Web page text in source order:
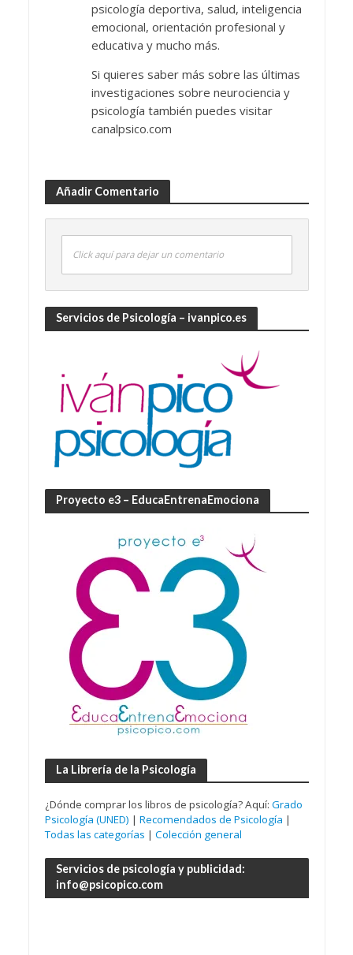
psicología deportiva, salud, inteligencia
emocional, orientación profesional y
educativa y mucho más.
Si quieres saber más sobre las últimas
investigaciones sobre neurociencia y
psicología también puedes visitar
canalpsico.com
Añadir Comentario
Click aquí para dejar un comentario
Servicios de Psicología – ivanpico.es
Proyecto e3 – EducaEntrenaEmociona
La Librería de la Psicología
¿Dónde comprar los libros de psicología? Aquí: Grado
Psicología (UNED) | Recomendados de Psicología |
Todas las categorías | Colección general
Servicios de psicología y publicidad:
info@psicopico.com